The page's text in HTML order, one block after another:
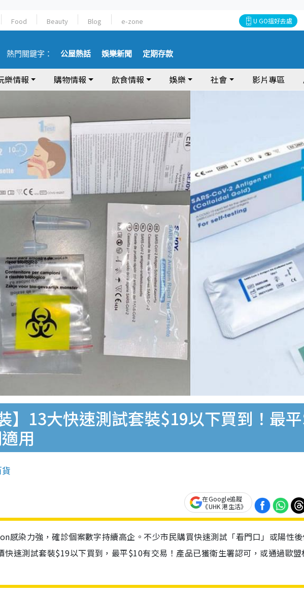
Food Beauty Blog e-zone U GO搵好去處
熱門關鍵字： 公屋熱話 娛樂新聞 定期存款
樂情報 購物情報 飲食情報 娛樂 社會 影片專區
】13大快速測試套裝$19以下買到！最
用
在Google追蹤
《UHK 港生活》
感染力強，確診個案數字持續高企。不少市民購買快速測試「看門口」或陽性
快速測試套裝$19以下買到，最平$10有交易！產品已獲衛生署認可，或通過歐盟